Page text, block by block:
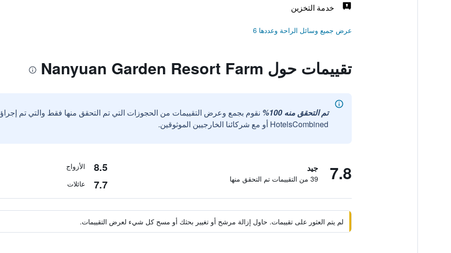
خدمة التخزين
عرض جميع وسائل الراحة وعددها 6
تقييمات حول Nanyuan Garden Resort Farm
تم التحقق منه 100%
نقوم بجمع وعرض التقييمات من الحجوزات التي تم التحقق منها فقط والتي تم
HotelsCombined أو مع شركائنا الخارجيين الموثوقين.
7.8 جيد
39 من التقييمات تم التحقق منها
8.5 الأزواج
7.7 عائلات
لم يتم العثور على تقييمات. حاول إزالة مرشح أو تغيير بحثك أو مسح كل شيء لعرض التقييمات.